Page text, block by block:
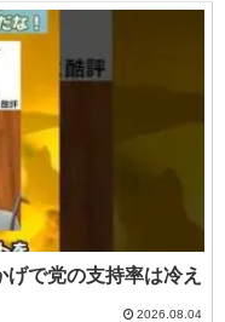
げで党の支持率は冷え
2026.08.04